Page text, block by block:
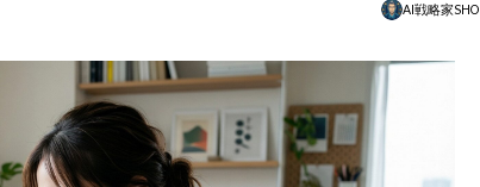
AI戦略家SHO